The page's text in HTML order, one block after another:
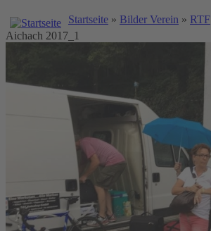
Startseite » Bilder Verein » RTF
Aichach 2017_1